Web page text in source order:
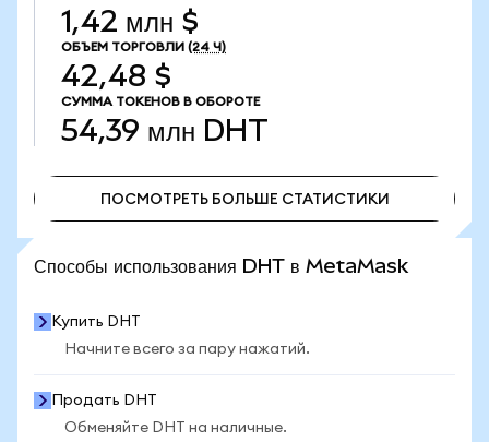
1,42 млн $
ОБЪЕМ ТОРГОВЛИ (24 Ч)
42,48 $
СУММА ТОКЕНОВ В ОБОРОТЕ
54,39 млн DHT
ПОСМОТРЕТЬ БОЛЬШЕ СТАТИСТИКИ
Способы использования DHT в MetaMask
Купить DHT
Начните всего за пару нажатий.
Продать DHT
Обменяйте DHT на наличные.